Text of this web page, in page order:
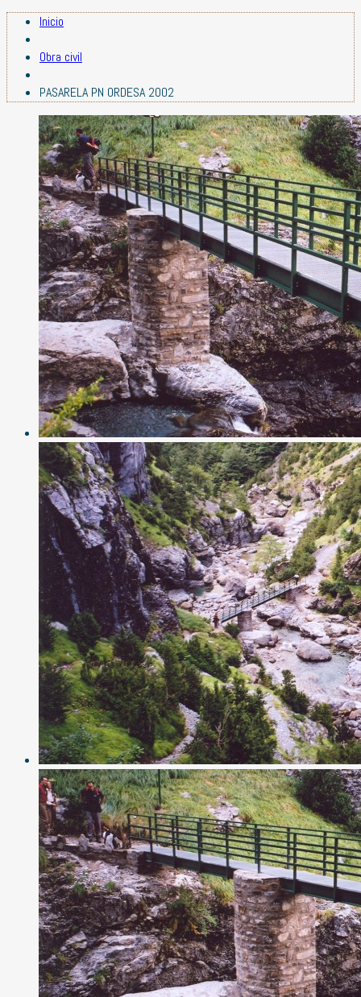
Inicio
Obra civil
PASARELA PN ORDESA 2002